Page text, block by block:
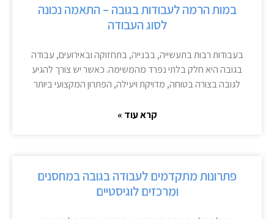
במות הרמה לעבודות בגובה – התאמה נכונה
לסוג העבודה
בעבודות רבות בתעשייה, בבנייה, בתחזוקה ובאירועים, עבודה
בגובה היא חלק בלתי נפרד מהמשימה. כאשר יש צורך להגיע
לגובה בצורה בטוחה, מדויקת ויעילה, הפתרון המקצועי ביותר
קרא עוד »
פתרונות מתקדמים לעבודה בגובה במחסנים
ומרכזים לוגיסטיים